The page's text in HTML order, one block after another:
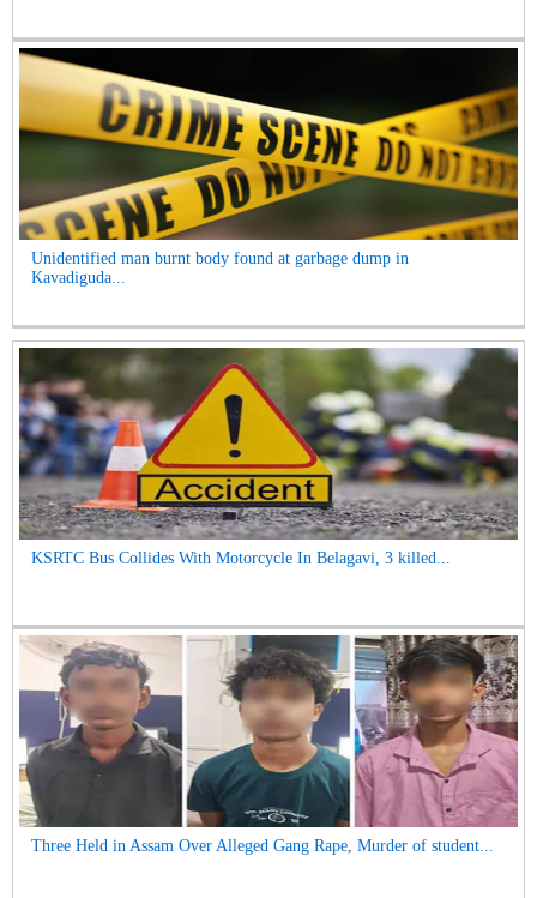
Unidentified man burnt body found at garbage dump in
Kavadiguda...
KSRTC Bus Collides With Motorcycle In Belagavi, 3 killed...
Three Held in Assam Over Alleged Gang Rape, Murder of student...